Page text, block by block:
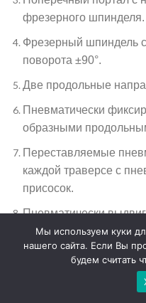
фрезерного шпинделя.
Фрезерный шпиндель
поворота ±90°.
Две продольные
Пневматически
образными
Переставляемые
каждой траверсе с
присосок.
Пневматически
закрепляемые на
Пневматический
стабильного
Мы используем куки
нашего сайта. Если Вы
будем считать